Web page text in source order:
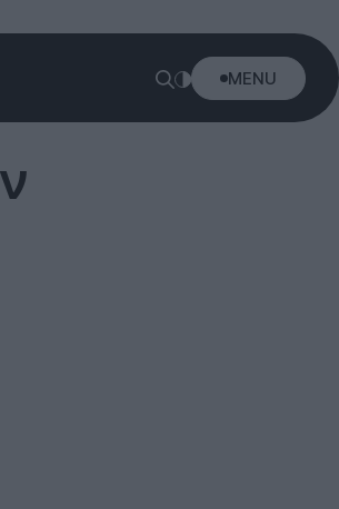
MENU